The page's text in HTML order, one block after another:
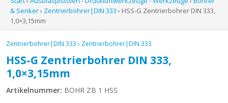
& Senker› Zentrierbohrer|DIN 333 › HSS-G Zentrierbohrer DIN 333,
1,0×3,15mm
Zentrierbohrer|DIN 333 › Zentrierbohrer|DIN 333
HSS-G Zentrierbohrer DIN 333,
1,0×3,15mm
Artikelnummer: BOHR ZB 1 HSS